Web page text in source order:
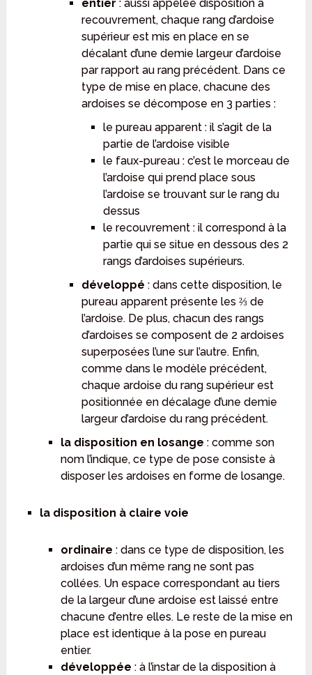
entier: aussi appelée disposition à
recouvrement, chaque rang d’ardoise
supérieur est mis en place en se
décalant d’une demie largeur d’ardoise
par rapport au rang précédent. Dans ce
type de mise en place, chacune des
ardoises se décompose en 3 parties :
le pureau apparent : il s’agit de la
partie de l’ardoise visible
le faux-pureau : c’est le morceau de
l’ardoise qui prend place sous
l’ardoise se trouvant sur le rang du
dessus
le recouvrement : il correspond à la
partie qui se situe en dessous des 2
rangs d’ardoises supérieurs.
développé: dans cette disposition, le
pureau apparent présente les ⅔ de
l’ardoise. De plus, chacun des rangs
d’ardoises se composent de 2 ardoises
superposées l’une sur l’autre. Enfin,
comme dans le modèle précédent,
chaque ardoise du rang supérieur est
positionnée en décalage d’une demie
largeur d’ardoise du rang précédent.
la disposition en losange : comme son
nom l’indique, ce type de pose consiste à
disposer les ardoises en forme de losange.
la disposition à claire voie
ordinaire : dans ce type de disposition, les
ardoises d’un même rang ne sont pas
collées. Un espace correspondant au tiers
de la largeur d’une ardoise est laissé entre
chacune d’entre elles. Le reste de la mise en
place est identique à la pose en pureau
entier.
développée : à l’instar de la disposition à